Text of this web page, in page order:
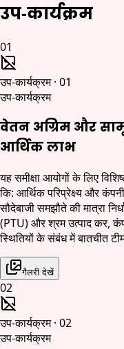
उप-कार्यक्रम
01
उप-कार्यक्रम· 01
उप-कार्यक्रम
वेतन अग्रिम और
आर्थिक लाभ
यह समीक्षा आयोगों के लिए
कि: आर्थिक परिप्रेक्ष्य और
सौदेबाजी समझौते की मात्रा
(PTU) और श्रम उत्पाद कर,
स्थितियों के संबंध में बातचीत
गैलरी देखें
02
उप-कार्यक्रम· 02
उप-कार्यक्रम